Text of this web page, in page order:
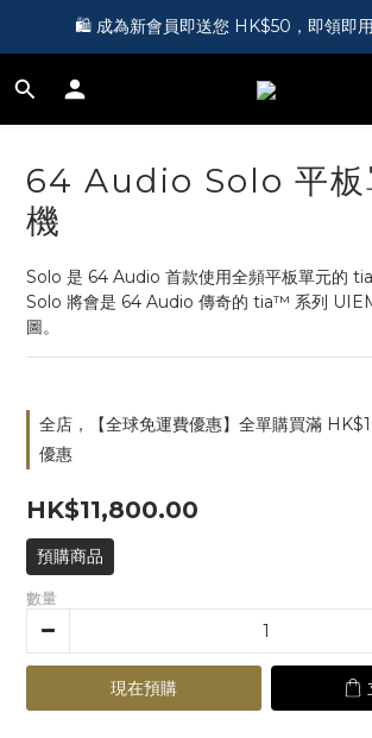
🎵 第一次接觸訂製耳機？歡迎到 Showroom
🛍️ 成為新會員即送您 HK$50，即領即用
🎵 第一次接觸訂製耳機？歡迎到 Showroom
64 Audio Solo 平板
機
Solo 是 64 Audio 首款使用全頻平板單元的
Solo 將會是 64 Audio 傳奇的 tia™ 系列
圖。
全店，【全球免運費優惠】全單購買滿
優惠
HK$11,800.00
預購商品
數量
現在預購